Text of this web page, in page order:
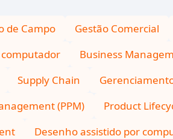
de Campo Gestão Comercial
Business
Supply Chain
(PPM) Product
Desenho assistido por